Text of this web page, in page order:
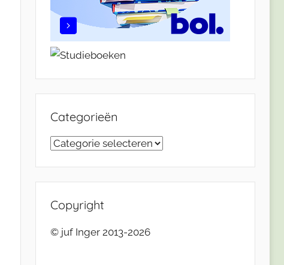
Categorieën
Categorieën
Copyright
© juf Inger 2013-2026